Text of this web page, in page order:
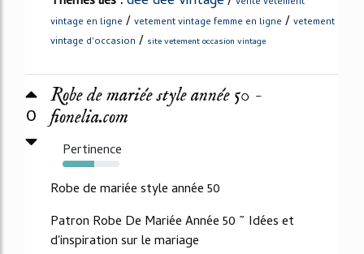
vintage en ligne / vetement vintage femme en ligne / vetement
vintage d'occasion / site vetement occasion vintage
0
Robe de mariée style année 50 -
fionelia.com
Pertinence
56%
Robe de mariée style année 50
Patron Robe De Mariée Année 50 ~ Idées et
d'inspiration sur le mariage